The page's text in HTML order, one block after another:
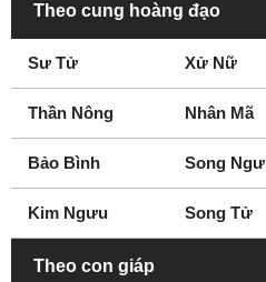
Theo cung hoàng đạo
Sư Tử Xử Nữ
Thần Nông Nhân Mã
Bảo Bình Song Ngư
Kim Ngưu Song Tử
Theo con giáp